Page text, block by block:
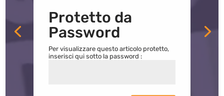
Protetto da
Password
Per visualizzare questo articolo protetto,
inserisci qui sotto la password :